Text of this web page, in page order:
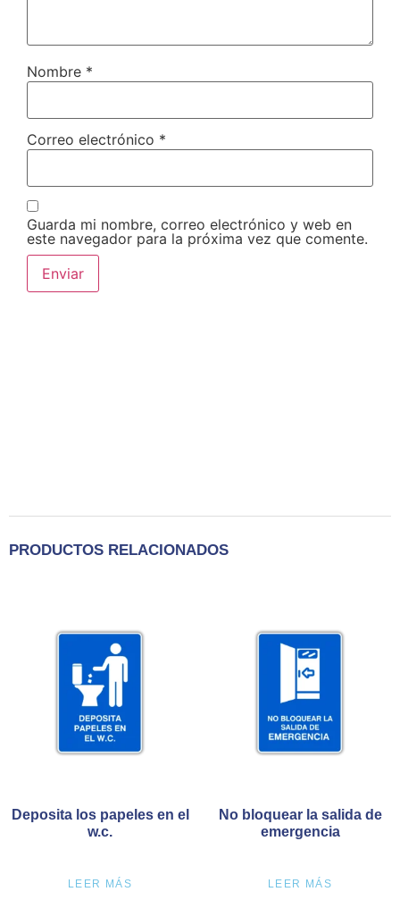
Nombre *
Correo electrónico *
Guarda mi nombre, correo electrónico y web en
este navegador para la próxima vez que comente.
PRODUCTOS RELACIONADOS
Deposita los papeles en el
w.c.
LEER MÁS
No bloquear la salida de
emergencia
LEER MÁS